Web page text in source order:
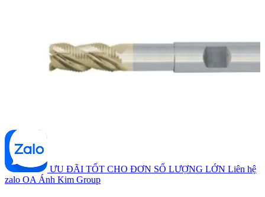
ƯU ĐÃI TỐT CHO ĐƠN SỐ LƯỢNG LỚN Liên hệ
zalo OA Ánh Kim Group